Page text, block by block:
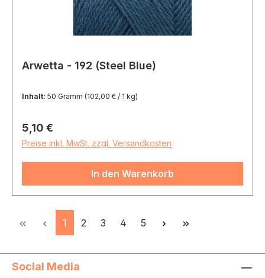
Arwetta - 192 (Steel Blue)
Inhalt: 50 Gramm (102,00 € / 1 kg)
Regulärer Preis:
5,10 €
Preise inkl. MwSt. zzgl. Versandkosten
In den Warenkorb
Seite
1 Seite
2 Seite
3 Seite
4 Seite
5
Social Media